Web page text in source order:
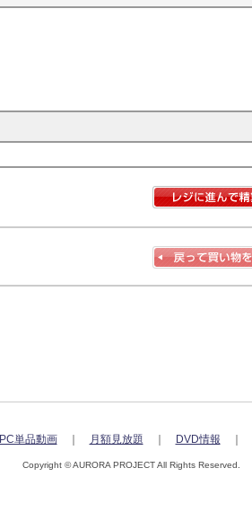
PC単品動画｜ 月額見放題 DVD情報
Copyright © AURORA PROJECT All Rights Reserved.